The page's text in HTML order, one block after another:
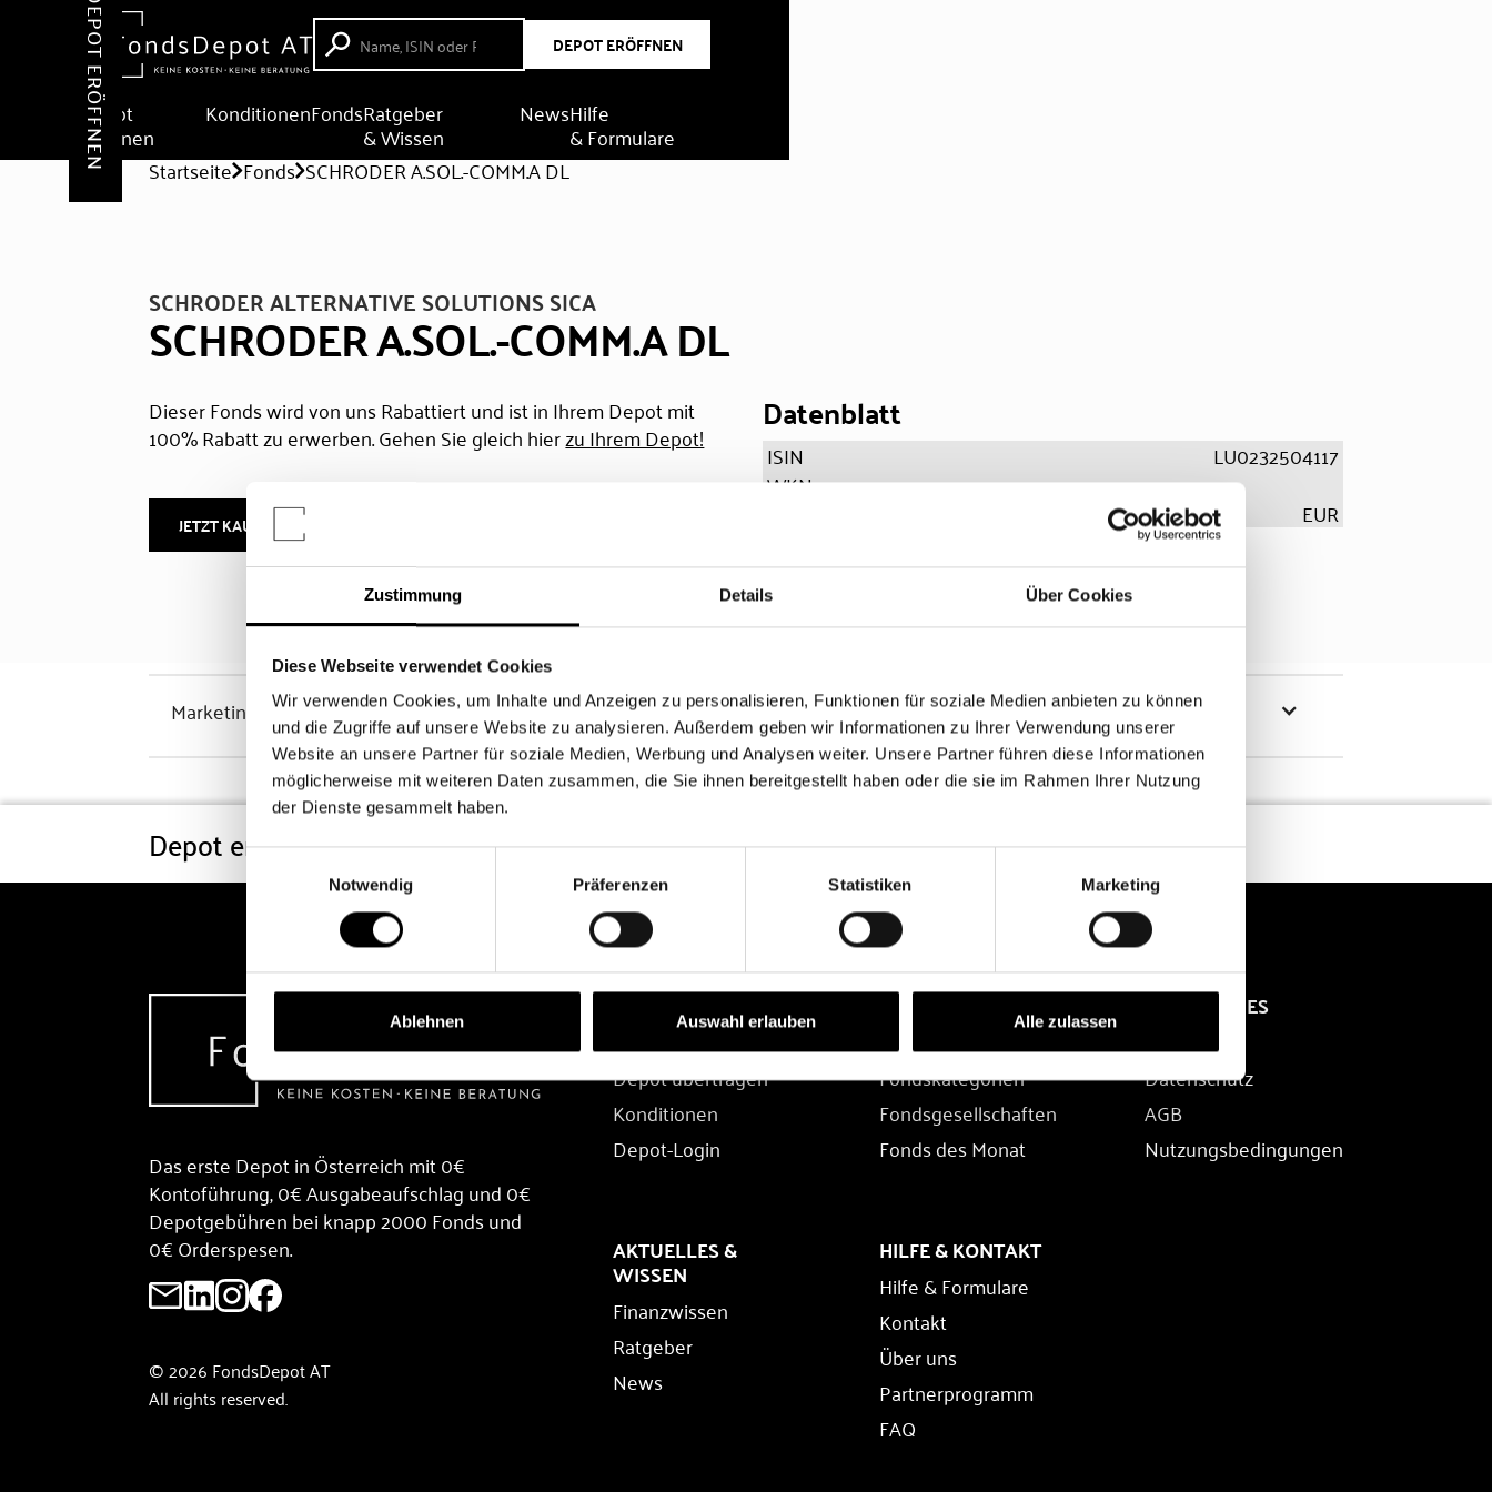
Zustimmung Details Über Cookies
Diese Webseite verwendet Cookies
Wir verwenden Cookies, um Inhalte und Anzeigen zu personalisieren, Funktionen für soziale Medien anbieten zu können
und die Zugriffe auf unsere Website zu analysieren. Außerdem geben wir Informationen zu Ihrer Verwendung unserer
Website an unsere Partner für soziale Medien, Werbung und Analysen weiter. Unsere Partner führen diese Informationen
möglicherweise mit weiteren Daten zusammen, die Sie ihnen bereitgestellt haben oder die sie im Rahmen Ihrer Nutzung
der Dienste gesammelt haben.
Einwilligungsauswahl
Notwendig
Präferenzen Statistiken Marketing
Ablehnen Auswahl erlauben Alle zulassen
DEPOT ERÖFFNEN
Depot
eröffnen
KonditionenFondsRatgeber
& Wissen
NewsHilfe
& Formulare
DEPOT ERÖFFNEN Startseite Fonds SCHRODER A.SOL.-COMM.A DL
SCHRODER ALTERNATIVE SOLUTIONS SICA
SCHRODER A.SOL.-COMM.A DL
Dieser Fonds wird von uns Rabattiert und ist in Ihrem Depot mit
100% Rabatt zu erwerben. Gehen Sie gleich hierzu Ihrem Depot!
JETZT KAUFEN
Datenblatt
ISIN
LU0232504117
WKN
EUR
Marketinghinweis Chancen & Risiken
Depot eröffnen Konditionen Fonds FAQ
Das erste Depot in Österreich mit 0€
Kontoführung, 0€ Ausgabeaufschlag und 0€
Depotgebühren bei knapp 2000 Fonds und
0€ Orderspesen.
© 2026 FondsDepot AT
All rights reserved.
DEPOT
Depot übertragen
Konditionen
Depot-Login
FONDS
Fondssuche
Fondskategorien
Fondsgesellschaften
Fonds des Monat
RECHTLICHES
Impressum
Datenschutz
AGB
Nutzungsbedingungen
AKTUELLES &
WISSEN
Finanzwissen
Ratgeber
News
HILFE & KONTAKT
Hilfe & Formulare
Kontakt
Über uns
Partnerprogramm
FAQ